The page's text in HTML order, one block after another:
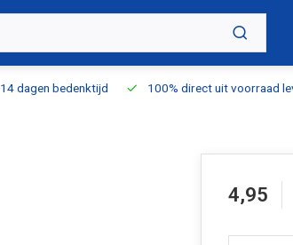
14 dagen bedenktijd 100% direct uit voorraad
4,95